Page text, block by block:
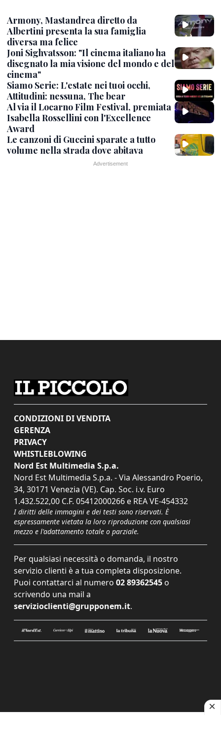
Armony, Mastandrea diretto da
Albertini presenta la sua famiglia
diversa ma felice
Joni Sighvatsson: "Il cinema italiano ha
disegnato la mia visione del mondo e del
cinema"
Siamo Serie: L'estate nei tuoi occhi,
Attitudini: nessuna, The bear
Al via il Locarno Film Festival, premiata
Isabella Rossellini con l'Excellence
Award
Le canzoni di Guccini sparate a tutto
volume nella strada dove abitava
CONDIZIONI DI VENDITA
GERENZA
PRIVACY
WHISTLEBLOWING
Nord Est Multimedia S.p.a.
Nord Est Multimedia S.p.a. - Via Alessandro Poerio,
34, 30171 Venezia (VE). Cap. Soc. i.v. Euro
1.432.522,00 C.F. 05412000266 e REA VE-454332
I diritti delle immagini e dei testi sono riservati. È
espressamente vietata la loro riproduzione con qualsiasi
mezzo e l'adattamento totale o parziale.
Per qualsiasi necessità o domanda, il nostro
servizio clienti è a tua completa disposizione.
Puoi contattarci al numero 02 89362545 o
scrivendo una mail a
servizioclienti@grupponem.it.